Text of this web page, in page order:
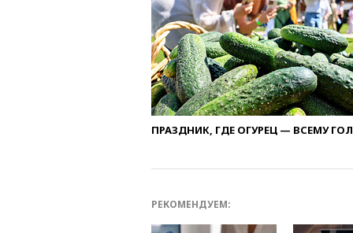
ПРАЗДНИК, ГДЕ ОГУРЕЦ — ВСЕМУ
РЕКОМЕНДУЕМ: